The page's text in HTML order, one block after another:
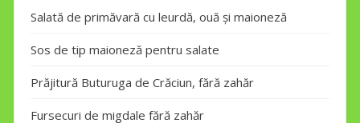
Salată de primăvară cu leurdă, ouă și maioneză
Sos de tip maioneză pentru salate
Prăjitură Buturuga de Crăciun, fără zahăr
Fursecuri de migdale fără zahăr